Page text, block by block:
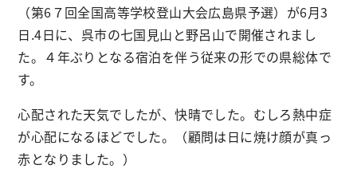
（第6７回全国高等学校登山大会広島県予選）が6月3
日.4日に、呉市の七国見山と野呂山で開催されまし
た。４年ぶりとなる宿泊を伴う従来の形での県総体で
す。
心配された天気でしたが、快晴でした。むしろ熱中症
が心配になるほどでした。（顧問は日に焼け顔が真っ
赤となりました。）